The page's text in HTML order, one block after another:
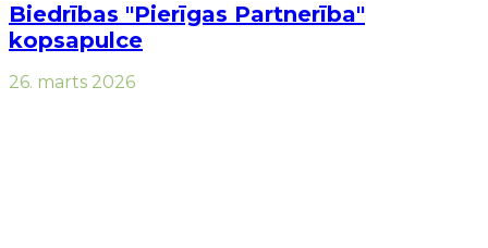
Biedrības "Pierīgas Partnerība"
kopsapulce
26. marts 2026